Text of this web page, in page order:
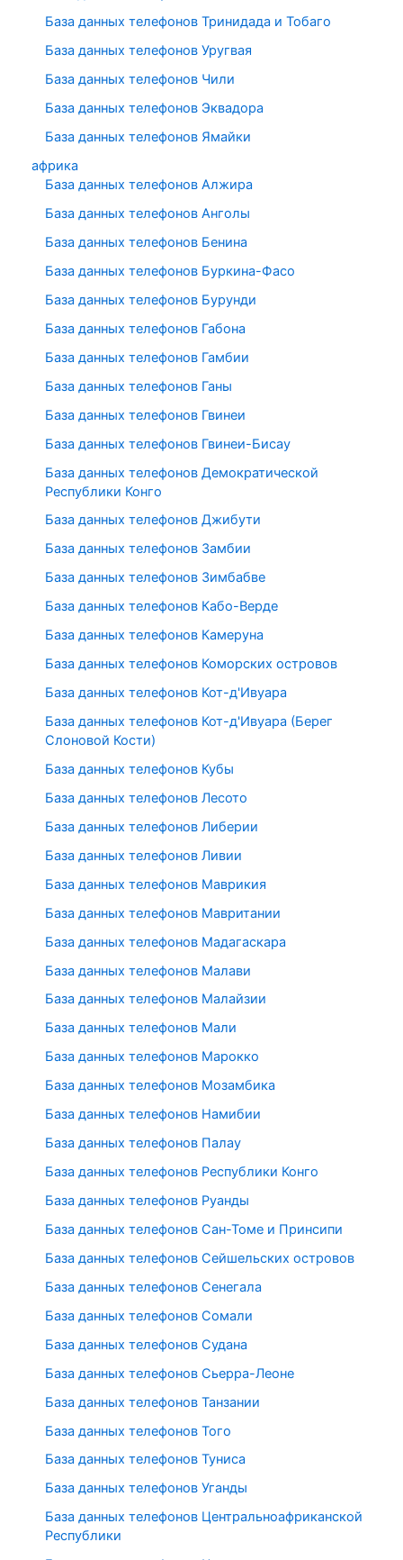
База данных телефонов Тринидада и Тобаго
База данных телефонов Уругвая
База данных телефонов Чили
База данных телефонов Эквадора
База данных телефонов Ямайки
африка
База данных телефонов Алжира
База данных телефонов Анголы
База данных телефонов Бенина
База данных телефонов Буркина-Фасо
База данных телефонов Бурунди
База данных телефонов Габона
База данных телефонов Гамбии
База данных телефонов Ганы
База данных телефонов Гвинеи
База данных телефонов Гвинеи-Бисау
База данных телефонов Демократической
Республики Конго
База данных телефонов Джибути
База данных телефонов Замбии
База данных телефонов Зимбабве
База данных телефонов Кабо-Верде
База данных телефонов Камеруна
База данных телефонов Коморских островов
База данных телефонов Кот-д'Ивуара
База данных телефонов Кот-д'Ивуара (Берег
Слоновой Кости)
База данных телефонов Кубы
База данных телефонов Лесото
База данных телефонов Либерии
База данных телефонов Ливии
База данных телефонов Маврикия
База данных телефонов Мавритании
База данных телефонов Мадагаскара
База данных телефонов Малави
База данных телефонов Малайзии
База данных телефонов Мали
База данных телефонов Марокко
База данных телефонов Мозамбика
База данных телефонов Намибии
База данных телефонов Палау
База данных телефонов Республики Конго
База данных телефонов Руанды
База данных телефонов Сан-Томе и Принсипи
База данных телефонов Сейшельских островов
База данных телефонов Сенегала
База данных телефонов Сомали
База данных телефонов Судана
База данных телефонов Сьерра-Леоне
База данных телефонов Танзании
База данных телефонов Того
База данных телефонов Туниса
База данных телефонов Уганды
База данных телефонов Центральноафриканской
Республики